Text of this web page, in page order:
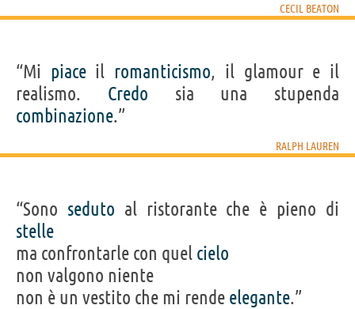
CECIL BEATON
“Mi piaceil romanticismo, il glamour e il
realismo. Credo sia una stupenda
combinazione.”
RALPH LAUREN
“Sono seduto al ristorante che è pieno di
stelle
ma confrontarle con quel cielo
non valgono niente
non è un vestito che mi rende elegante.”